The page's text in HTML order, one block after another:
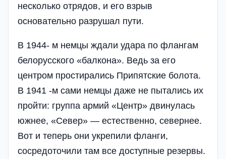
несколько отрядов, и его взрыв
основательно разрушал пути.
В 1944- м немцы ждали удара по флангам
белорусского «балкона». Ведь за его
центром простирались Припятские болота.
В 1941 -м сами немцы даже не пытались их
пройти: группа армий «Центр» двинулась
южнее, «Север» — естественно, севернее.
Вот и теперь они укрепили фланги,
сосредоточили там все доступные резервы.